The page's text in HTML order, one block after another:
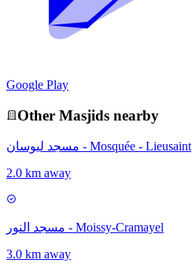
Google Play
Other Masjids nearby
مسجد ليوسان - Mosquée - Lieusaint
2.0 km away
مسجد النور - Moissy-Cramayel
3.0 km away